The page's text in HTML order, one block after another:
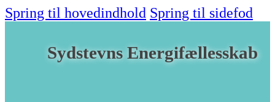
Spring til hovedindhold Spring til sidefod
Sydstevns Energifællesskab